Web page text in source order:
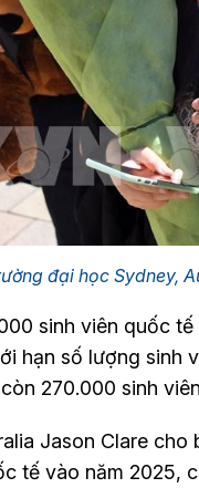
đại học Sydney,
sinh viên quốc
hạn số lượng sinh
270.000 sinh
Jason Clare
tế vào năm 2025,